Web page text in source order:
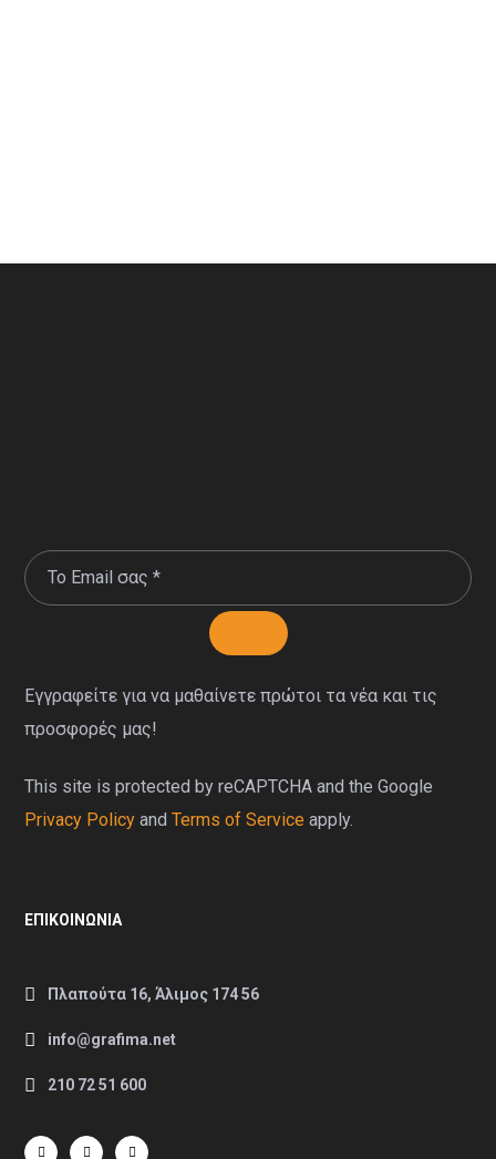
Εγγραφείτε για να μαθαίνετε πρώτοι τα νέα και τις
προσφορές μας!
This site is protected by reCAPTCHA and the Google
Privacy Policy andTerms of Service apply.
ΕΠΙΚΟΙΝΩΝΊΑ
Πλαπούτα 16, Άλιμος 174 56
info@grafima.net
210 72 51 600